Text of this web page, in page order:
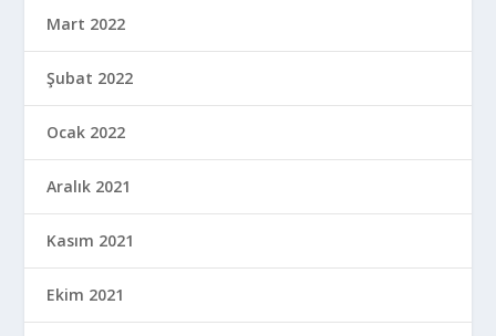
Mart 2022
Şubat 2022
Ocak 2022
Aralık 2021
Kasım 2021
Ekim 2021